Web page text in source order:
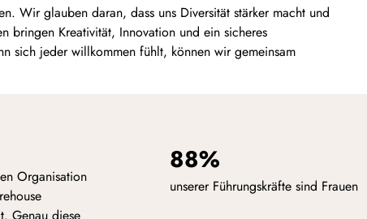
Wir glauben daran, dass uns Diversität stärker macht und
bringen Kreativität, Innovation und ein sicheres
sich jeder willkommen fühlt, können wir gemeinsam
Organisation
88%
unserer Führungskräfte sind Frauen